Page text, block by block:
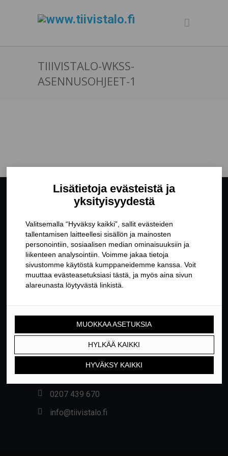
TIIIVISTALO-WKSS-
ASENNUSOHJEET-1
YHTEYSTIEDOT
Yrittäjäntie 24, 01800 KLAUKKALA
0207 439 670
info@tiivistalo.fi